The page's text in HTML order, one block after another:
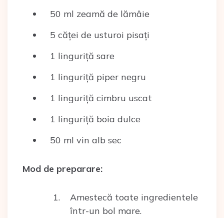
50 ml zeamă de lămâie
5 căței de usturoi pisați
1 linguriță sare
1 linguriță piper negru
1 linguriță cimbru uscat
1 linguriță boia dulce
50 ml vin alb sec
Mod de preparare:
Amestecă toate ingredientele
într-un bol mare.